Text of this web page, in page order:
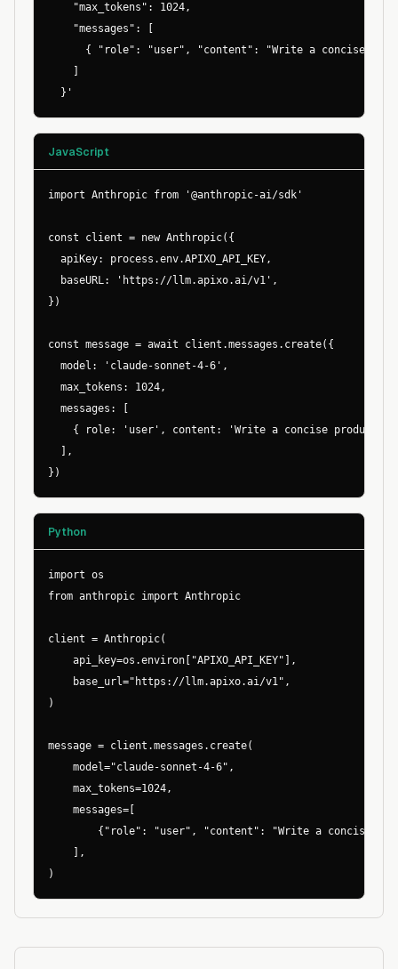
    "max_tokens": 1024,
    "messages": [
{ "role": "user", "content": "Write a concise
  }'
JavaScript
import Anthropic from '@anthropic-ai/sdk'
const client = new Anthropic({
  apiKey: process.env.APIXO_API_KEY,
  baseURL: 'https://llm.apixo.ai/v1',
})
const message = await client.messages.create({
  model: 'claude-sonnet-4-6',
  max_tokens: 1024,
  messages: [
{ role: 'user', content: 'Write a concise product
  ],
})
Python
import os
from anthropic import Anthropic
client = Anthropic(
    api_key=os.environ["APIXO_API_KEY"],
    base_url="https://llm.apixo.ai/v1",
)
message = client.messages.create(
    model="claude-sonnet-4-6",
    max_tokens=1024,
    messages=[
{"role": "user", "content": "Write a concise
    ],
)